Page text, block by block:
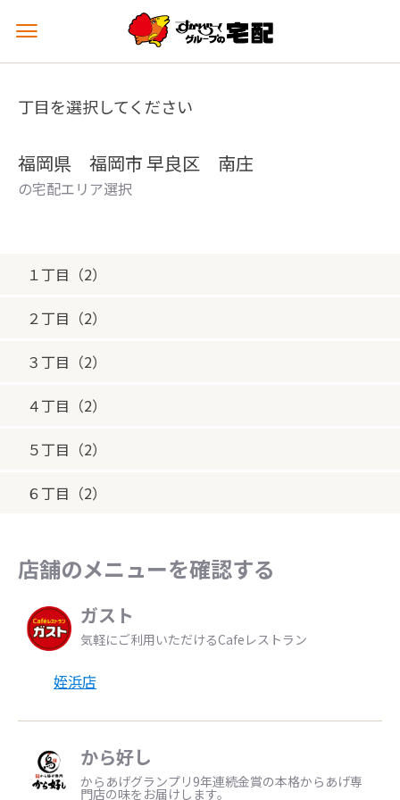
メ
ュ
を
丁目を選択してください
福岡県 福岡市 早良区 南庄
の宅配エリア選択
１丁目（2）
２丁目（2）
３丁目（2）
４丁目（2）
５丁目（2）
６丁目（2）
店舗のメニューを確認する
ガスト
気軽にご利用いただけるCafeレストラン
姪浜店
から好し
からあげグランプリ9年連続金賞の本格からあげ専
門店の味をお届けします。